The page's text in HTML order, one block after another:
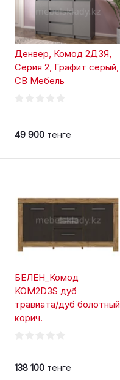
Денвер, Комод 2Д3Я,
Серия 2, Графит серый,
СВ Мебель
49 900 тенге
БЕЛЕН_Комод
KOM2D3S дуб
травиата/дуб болотный
корич.
138 100 тенге